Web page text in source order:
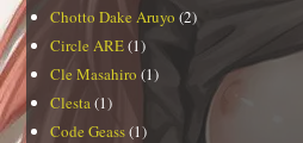
Chotto Dake Aruyo (2)
Circle ARE(1)
Cle Masahiro (1)
Clesta(1)
Code Geass(1)